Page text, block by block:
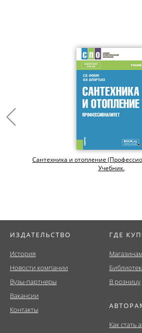
Сантехника и отопление
Учебник.
ИЗДАТЕЛЬСТВО
История
Новости компании
Вузы-партнеры
Вакансии
Контакты
ГДЕ
Магазинам
В розницу
Как стать